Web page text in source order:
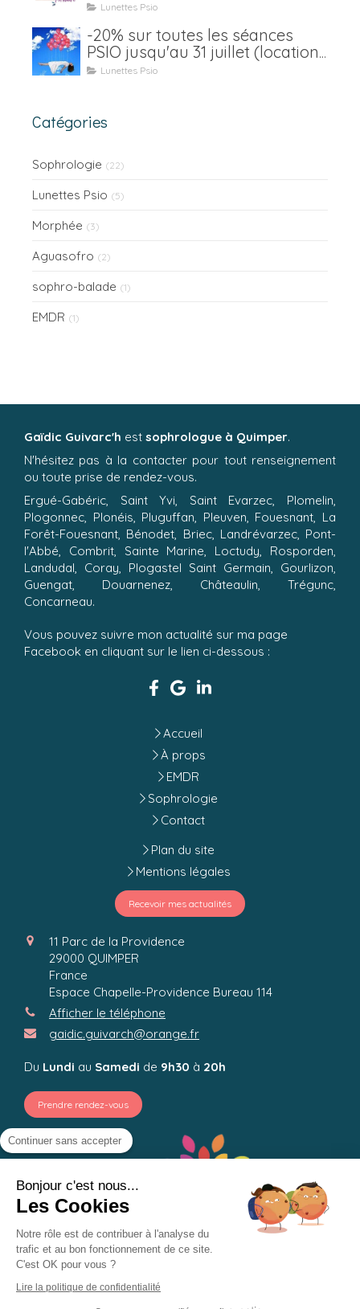
Lunettes Psio
-20% sur toutes les séances
PSIO jusqu'au 31 juillet (location
y compris)
Lunettes Psio
Catégories
Sophrologie (22)
Lunettes Psio (5)
Morphée (3)
Aguasofro (2)
sophro-balade (1)
EMDR (1)
Gaïdic Guivarc'h est sophrologue à Quimper.
N'hésitez pas à la contacter pour tout renseignement
ou toute prise de rendez-vous.
Ergué-Gabéric, Saint Yvi, Saint Evarzec, Plomelin,
Plogonnec, Plonéis, Pluguffan, Pleuven, Fouesnant, La
Forêt-Fouesnant, Bénodet, Briec, Landrévarzec, Pont-
l'Abbé, Combrit, Sainte Marine, Loctudy, Rosporden,
Landudal, Coray, Plogastel Saint Germain, Gourlizon,
Guengat, Douarnenez, Châteaulin, Trégunc,
Concarneau.
Vous pouvez suivre mon actualité sur ma page
Facebook en cliquant sur le lien ci-dessous :
Accueil
À props
EMDR
Sophrologie
Contact
Plan du site
Mentions légales
Recevoir mes actualités
11 Parc de la Providence
29000 QUIMPER
France
Espace Chapelle-Providence Bureau 114
Afficher le téléphone
gaidic.guivarch@orange.fr
Du Lundi au Samedi de 9h30 à 20h
Prendre rendez-vous
Continuer sans accepter
Bonjour c'est nous...
Les Cookies
Notre rôle est de contribuer à l'analyse du
trafic et au bon fonctionnement de ce site.
C'est OK pour vous ?
Lire la politique de confidentialité